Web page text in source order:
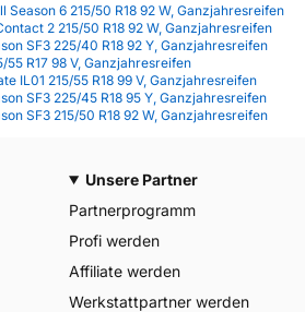
Season 6 215/50 R18 92 W, Ganzjahresreifen
2 215/50 R18 92 W, Ganzjahresreifen
SF3 225/40 R18 92 Y, Ganzjahresreifen
R17 98 V, Ganzjahresreifen
IL01 215/55 R18 99 V, Ganzjahresreifen
SF3 225/45 R18 95 Y, Ganzjahresreifen
SF3 215/50 R18 92 W, Ganzjahresreifen
Unsere Partner
Partnerprogramm
Profi werden
Affiliate werden
Werkstattpartner werden